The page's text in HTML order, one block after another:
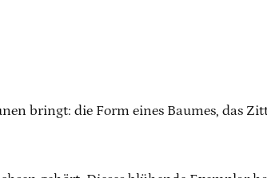
bringt: die Form eines Baumes, das